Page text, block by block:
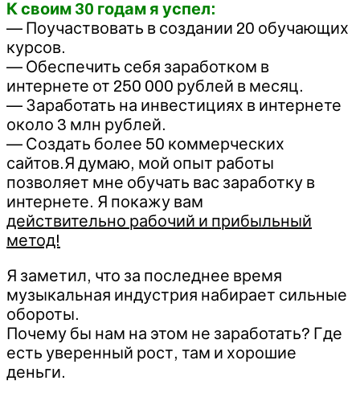
К своим 30 годам я успел:
— Поучаствовать в создании 20 обучающих
курсов.
— Обеспечить себя заработком в
интернете от 250 000 рублей в месяц.
— Заработать на инвестициях в интернете
около 3 млн рублей.
— Создать более 50 коммерческих
сайтов.Я думаю, мой опыт работы
позволяет мне обучать вас заработку в
интернете. Я покажу вам
действительно рабочий и прибыльный
метод!
Я заметил, что за последнее время
музыкальная индустрия набирает сильные
обороты.
Почему бы нам на этом не заработать? Где
есть уверенный рост, там и хорошие
деньги.